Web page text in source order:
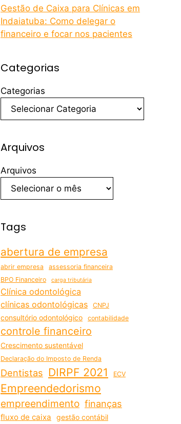
Gestão de Caixa para Clínicas em
Indaiatuba: Como delegar o
financeiro e focar nos pacientes
Categorias
Categorias
Arquivos
Arquivos
Tags
abertura de empresa
abrir empresa
assessoria financeira
BPO Financeiro
carga tributária
Clínica odontológica
clínicas odontológicas
CNPJ
consultório odontológico contabilidade
controle financeiro
Crescimento sustentável
Declaração do Imposto de Renda
Dentistas DIRPF 2021 ECV
Empreendedorismo
empreendimento finanças
fluxo de caixa gestão contábil